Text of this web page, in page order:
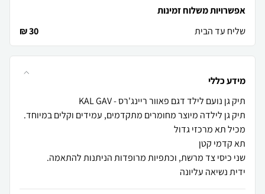
אפשרויות משלוח זמינות
שליח עד הבית
30 ₪
מידע כללי
ידית נשיאה עליונה